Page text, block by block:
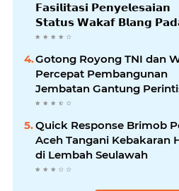
𝗙𝗮𝘀𝗶𝗹𝗶𝘁𝗮𝘀𝗶 𝗣𝗲𝗻𝘆𝗲𝗹𝗲𝘀𝗮𝗶𝗮𝗻
𝗦𝘁𝗮𝘁𝘂𝘀 𝗪𝗮𝗸𝗮𝗳 𝗕𝗹𝗮𝗻𝗴
Gotong Royong TNI dan
Percepat Pembangunan
Jembatan Gantung
Kuta Ujung Aceh Tenggara
Quick Response Brimob
Aceh Tangani Kebakaran
di Lembah Seulawah